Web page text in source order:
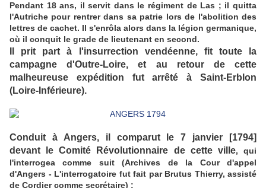
Pendant 18 ans, il servit dans le régiment de Las ; il quitta
l'Autriche pour rentrer dans sa patrie lors de l'abolition des
lettres de cachet. Il s'enrôla alors dans la légion germanique,
où il conquit le grade de lieutenant en second.
Il prit part à l'insurrection vendéenne, fit toute la
campagne d'Outre-Loire, et au retour de cette
malheureuse expédition fut arrêté à Saint-Erblon
(Loire-Inférieure).
Conduit à Angers, il comparut le 7 janvier [1794]
devant le Comité Révolutionnaire de cette ville, qui
l'interrogea comme suit (Archives de la Cour d'appel
d'Angers - L'interrogatoire fut fait par Brutus Thierry, assisté
de Cordier comme secrétaire) :